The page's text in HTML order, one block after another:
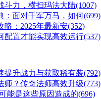
斗力，横扫玛法大陆(1007)
：面对千军万马，如何(699)
：2025年最新安(352)
配置才能实现高效运行(537)
提升战力与获取稀有装(792)
师？传奇法师高效升级(773)
能是这些原因造成的(696)